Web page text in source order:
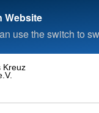
Website
use the switch to
Kreuz